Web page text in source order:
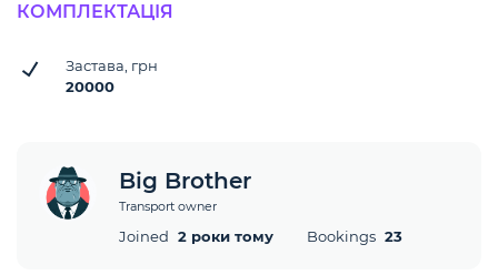
КОМПЛЕКТАЦІЯ
Застава, грн
20000
Big Brother
Transport owner
Joined 2 роки тому Bookings 23